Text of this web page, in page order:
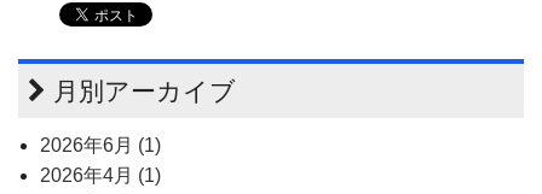
月別アーカイブ
2026年6月 (1)
2026年4月 (1)